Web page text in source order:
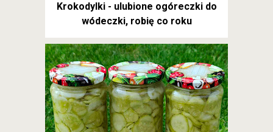
Krokodylki - ulubione ogóreczki do
wódeczki, robię co roku